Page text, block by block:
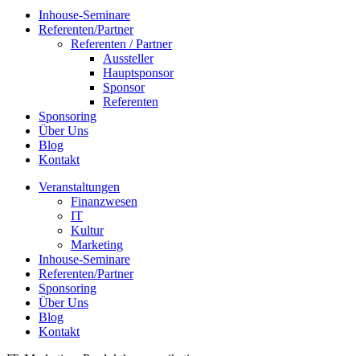
Inhouse-Seminare
Referenten/Partner
Referenten / Partner
Aussteller
Hauptsponsor
Sponsor
Referenten
Sponsoring
Über Uns
Blog
Kontakt
Veranstaltungen
Finanzwesen
IT
Kultur
Marketing
Inhouse-Seminare
Referenten/Partner
Sponsoring
Über Uns
Blog
Kontakt